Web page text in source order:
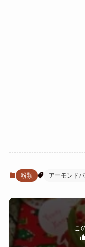
粉類 アーモンド
こ